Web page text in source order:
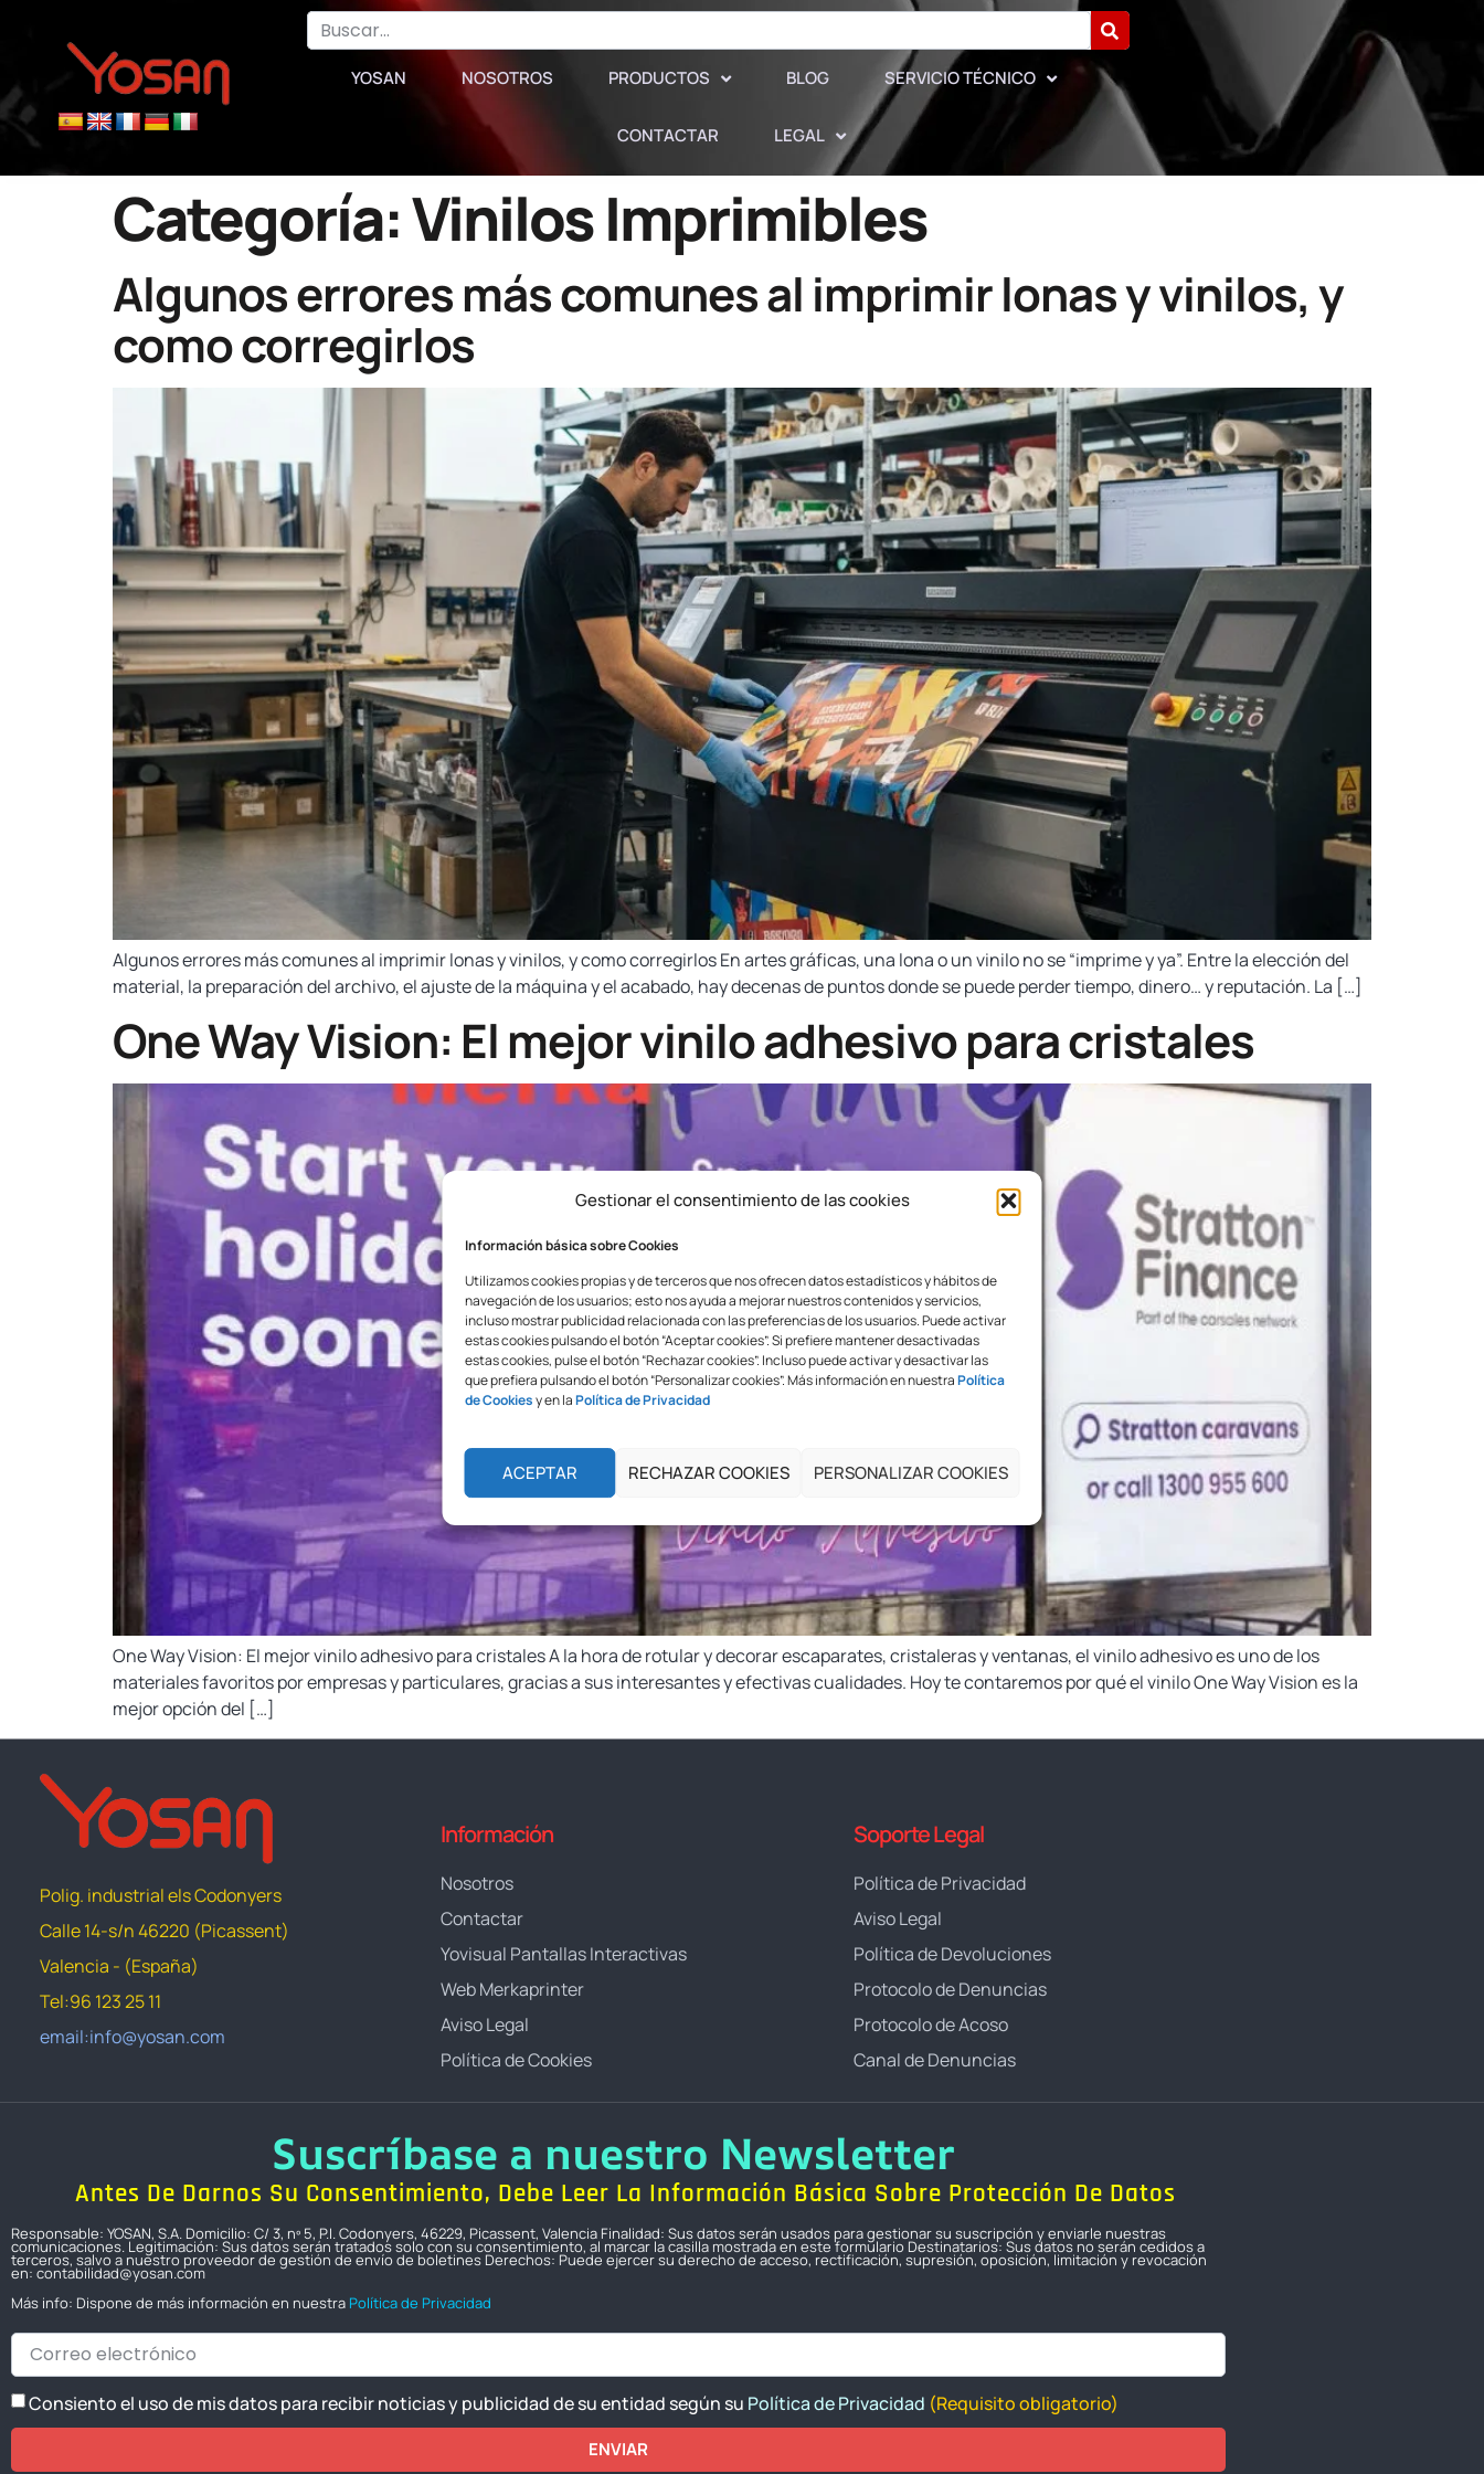
Gestionar el consentimiento de las cookies
Información básica sobre Cookies
Utilizamos cookies propias y de terceros que nos ofrecen datos estadísticos y hábitos de
navegación de los usuarios; esto nos ayuda a mejorar nuestros contenidos y servicios,
incluso mostrar publicidad relacionada con las preferencias de los usuarios. Puede activar
estas cookies pulsando el botón “Aceptar cookies”. Si prefiere mantener desactivadas
estas cookies, pulse el botón “Rechazar cookies”. Incluso puede activar y desactivar las
que prefiera pulsando el botón “Personalizar cookies”. Más información en nuestraPolítica
de Cookiesy en laPolítica de Privacidad
ACEPTAR RECHAZAR COOKIES PERSONALIZAR COOKIES
YOSAN NOSOTROS PRODUCTOS BLOG SERVICIO TÉCNICO
CONTACTAR LEGAL
Categoría:Vinilos Imprimibles
Algunos errores más comunes al imprimir lonas y vinilos, y
como corregirlos
Algunos errores más comunes al imprimir lonas y vinilos, y como corregirlos En artes gráficas, una lona o un vinilo no se “imprime y ya”. Entre la elección del
material, la preparación del archivo, el ajuste de la máquina y el acabado, hay decenas de puntos donde se puede perder tiempo, dinero… y reputación. La […]
One Way Vision: El mejor vinilo adhesivo para cristales
One Way Vision: El mejor vinilo adhesivo para cristales A la hora de rotular y decorar escaparates, cristaleras y ventanas, el vinilo adhesivo es uno de los
materiales favoritos por empresas y particulares, gracias a sus interesantes y efectivas cualidades. Hoy te contaremos por qué el vinilo One Way Vision es la
mejor opción del […]
Polig. industrial els Codonyers
Calle 14-s/n 46220 (Picassent)
Valencia - (España)
Tel:96 123 25 11
email:info@yosan.com
Información
Nosotros
Contactar
Yovisual Pantallas Interactivas
Web Merkaprinter
Aviso Legal
Política de Cookies
Soporte Legal
Política de Privacidad
Aviso Legal
Política de Devoluciones
Protocolo de Denuncias
Protocolo de Acoso
Canal de Denuncias
Suscríbase a nuestro Newsletter
Antes De Darnos Su Consentimiento, Debe Leer La Información Básica Sobre Protección De Datos
Responsable: YOSAN, S.A. Domicilio: C/ 3, nº 5, P.I. Codonyers, 46229, Picassent, Valencia Finalidad: Sus datos serán usados para gestionar su suscripción y enviarle nuestras
comunicaciones. Legitimación: Sus datos serán tratados solo con su consentimiento, al marcar la casilla mostrada en este formulario Destinatarios: Sus datos no serán cedidos a
terceros, salvo a nuestro proveedor de gestión de envío de boletines Derechos: Puede ejercer su derecho de acceso, rectificación, supresión, oposición, limitación y revocación
en: contabilidad@yosan.com
Más info: Dispone de más información en nuestra Política de Privacidad
Consiento el uso de mis datos para recibir noticias y publicidad de su entidad según su Política de Privacidad (Requisito obligatorio)
ENVIAR